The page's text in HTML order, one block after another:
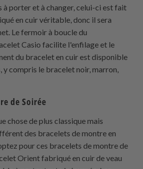
à porter et à changer, celui-ci est fait
en cuir véritable, donc il sera
Le fermoir à boucle du
Casio facilite l'enfilage et le
du bracelet en cuir est disponible
y compris le bracelet noir, marron,
de Soirée
chose de plus classique mais
des bracelets de montre en
pour ces bracelets de montre de
Orient fabriqué en cuir de veau